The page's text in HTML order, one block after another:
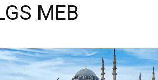
MEB